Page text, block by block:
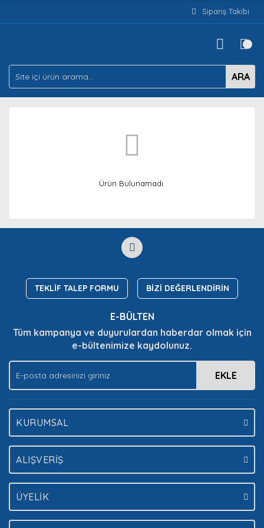
Sipariş Takibi
ARA
Ürün Bulunamadı.
TEKLİF TALEP FORMU BİZİ DEĞERLENDİRİN
E-BÜLTEN
Tüm kampanya ve duyurulardan haberdar olmak için
e-bültenimize kaydolunuz.
EKLE
KURUMSAL
ALIŞVERİŞ
ÜYELİK